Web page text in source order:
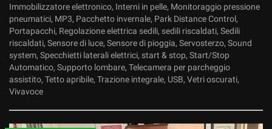
Immobilizzatore elettronico, Interni in pelle, Monitoraggio pressione
pneumatici, MP3, Pacchetto invernale, Park Distance Control,
Portapacchi, Regolazione elettrica sedili, sedili riscaldati, Sedili
riscaldati, Sensore di luce, Sensore di pioggia, Servosterzo, Sound
system, Specchietti laterali elettrici, start & stop, Start/Stop
Automatico, Supporto lombare, Telecamera per parcheggio
assistito, Tetto apribile, Trazione integrale, USB, Vetri oscurati,
Vivavoce